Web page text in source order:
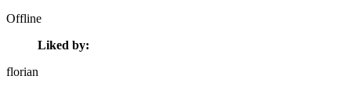
Offline
Liked by:
florian